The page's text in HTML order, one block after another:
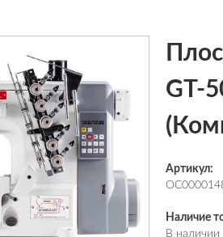
GT-
Артикул:
Наличие
В наличии